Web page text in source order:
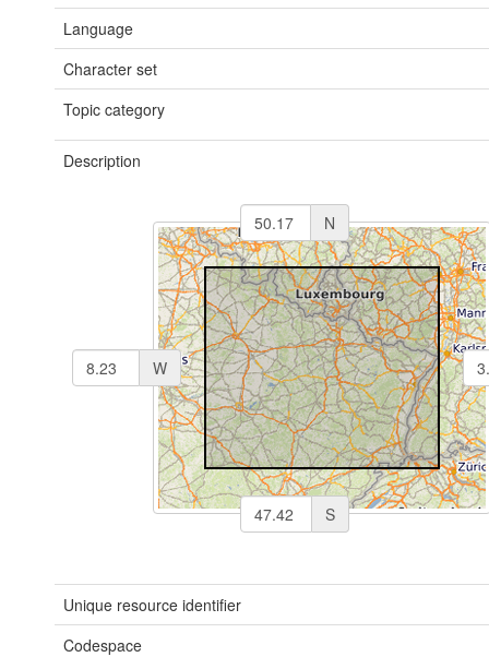
Language
Character set
Topic category
Description
N
S
W
Unique resource identifier
Codespace